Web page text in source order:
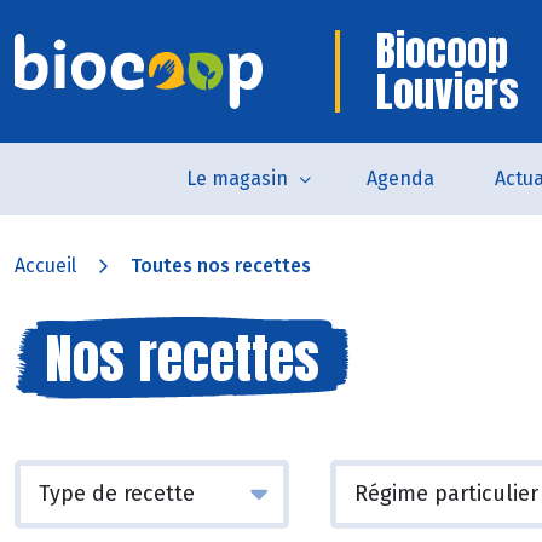
Biocoop
Louviers
Le magasin Agenda
Accueil Toutes nos recettes
Nos recettes